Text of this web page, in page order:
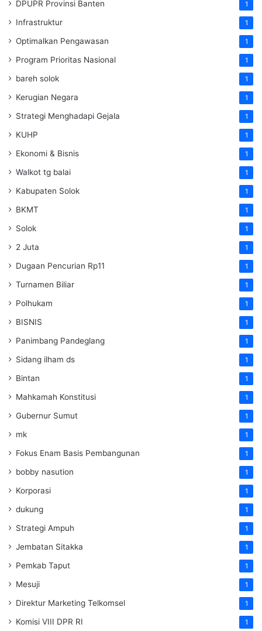
DPUPR Provinsi Banten 1
Infrastruktur 1
Optimalkan Pengawasan 1
Program Prioritas Nasional 1
bareh solok 1
Kerugian Negara 1
Strategi Menghadapi Gejala 1
KUHP 1
Ekonomi & Bisnis 1
Walkot tg balai 1
Kabupaten Solok 1
BKMT 1
Solok 1
2 Juta 1
Dugaan Pencurian Rp11 1
Turnamen Biliar 1
Polhukam 1
BISNIS 1
Panimbang Pandeglang 1
Sidang ilham ds 1
Bintan 1
Mahkamah Konstitusi 1
Gubernur Sumut 1
mk 1
Fokus Enam Basis Pembangunan 1
bobby nasution 1
Korporasi 1
dukung 1
Strategi Ampuh 1
Jembatan Sitakka 1
Pemkab Taput 1
Mesuji 1
Direktur Marketing Telkomsel 1
Komisi VIII DPR RI 1